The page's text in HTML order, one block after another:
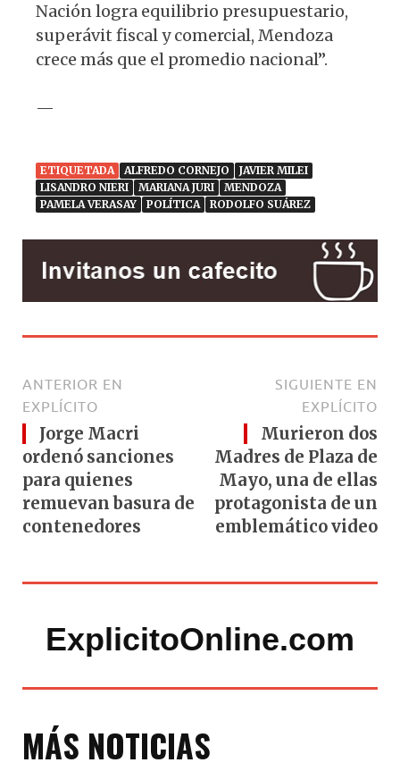
Nación logra equilibrio presupuestario,
superávit fiscal y comercial, Mendoza
crece más que el promedio nacional”.
—
ETIQUETADA ALFREDO CORNEJO
JAVIER MILEI
LISANDRO NIERI
MARIANA JURI
MENDOZA
PAMELA VERASAY
POLÍTICA RODOLFO SUÁREZ
ANTERIOR EN
EXPLÍCITO
Jorge Macri
ordenó sanciones
para quienes
remuevan basura de
contenedores
SIGUIENTE EN
EXPLÍCITO
Murieron dos
Madres de Plaza de
Mayo, una de ellas
protagonista de un
emblemático video
ExplicitoOnline.com
MÁS NOTICIAS